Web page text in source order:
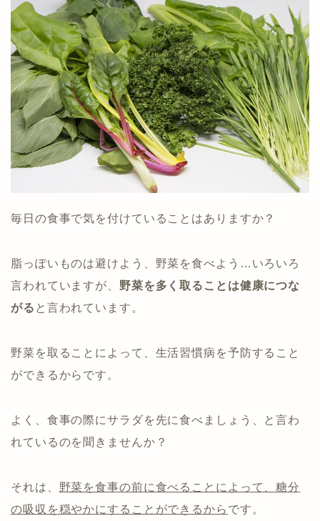
毎日の食事で気を付けていることはありますか？
脂っぽいものは避けよう、野菜を食べよう…いろいろ
言われていますが、 野菜を多く取ることは健康につな
がる と言われています。
野菜を取ることによって、生活習慣病を予防すること
ができるからです。
よく、食事の際にサラダを先に食べましょう、と言わ
れているのを聞きませんか？
それは、 野菜を食事の前に食べることによって、糖分
の吸収を穏やかにすることができるから です。